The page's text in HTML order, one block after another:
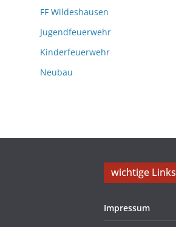
FF Wildeshausen
Jugendfeuerwehr
Kinderfeuerwehr
Neubau
wichtige Links
Impressum